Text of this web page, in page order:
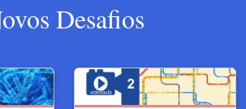
Desafios